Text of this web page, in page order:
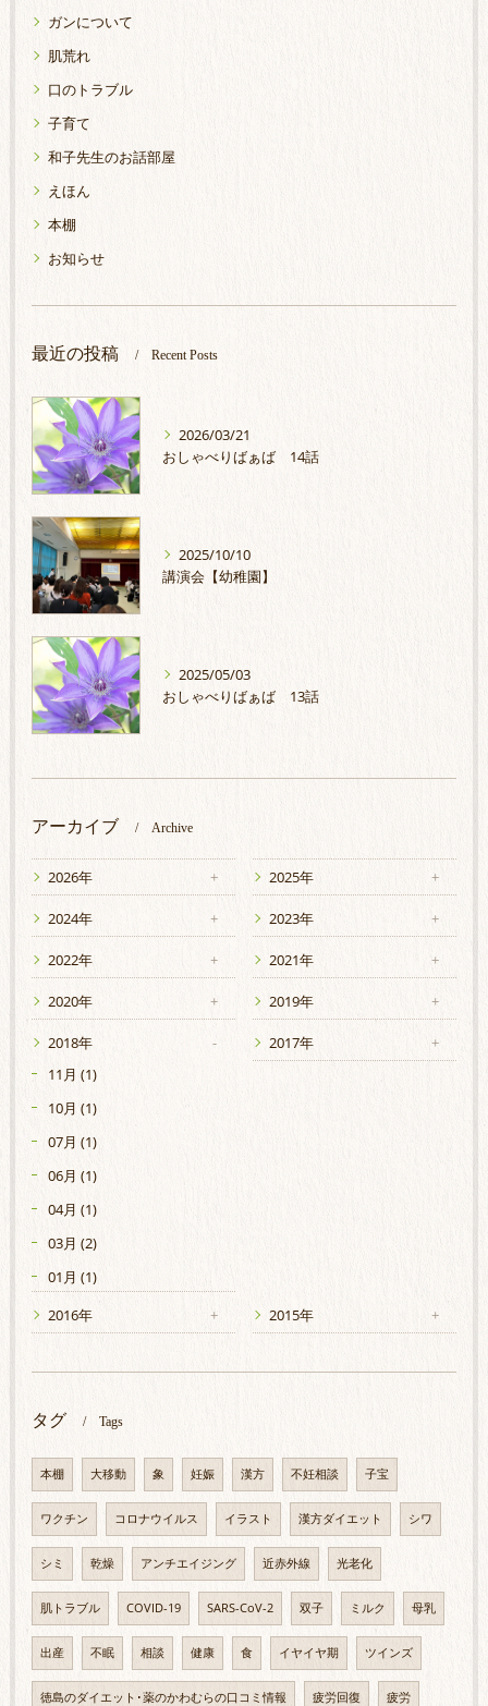
ガンについて
肌荒れ
口のトラブル
子育て
和子先生のお話部屋
えほん
本棚
お知らせ
最近の投稿 Recent Posts
2026/03/21
おしゃべりばぁば 14話
2025/10/10
講演会【幼稚園】
2025/05/03
おしゃべりばぁば 13話
アーカイブ Archive
2026年 2025年
2024年 2023年
2022年 2021年
2020年 2019年
2018年
11月 (1)
10月 (1)
07月 (1)
06月 (1)
04月 (1)
03月 (2)
01月 (1)
2017年
2016年 2015年
タグ Tags
本棚 大移動 象 妊娠 漢方 不妊相談 子宝
ワクチン コロナウイルス イラスト 漢方ダイエット シワ
シミ 乾燥 アンチエイジング 近赤外線 光老化
肌トラブル COVID-19 SARS-CoV-2 双子 ミルク 母乳
出産 不眠 相談 健康 食 イヤイヤ期 ツインズ
徳島のダイエット･薬のかわむらの口コミ情報 疲労回復 疲労